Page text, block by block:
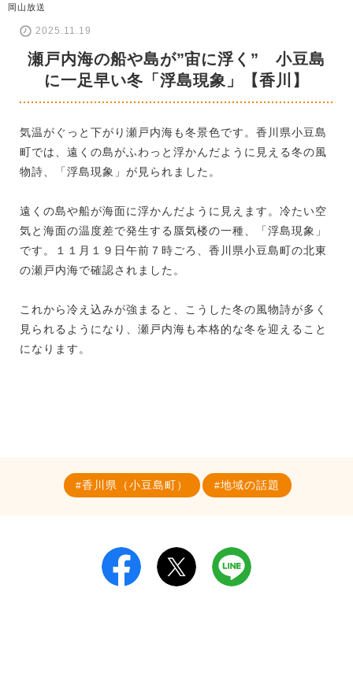
岡山放送
2025.11.19
瀬戸内海の船や島が”宙に浮く” 小豆島
に一足早い冬「浮島現象」【香川】
気温がぐっと下がり瀬戸内海も冬景色です。香川県小豆島
町では、遠くの島がふわっと浮かんだように見える冬の風
物詩、「浮島現象」が見られました。
遠くの島や船が海面に浮かんだように見えます。冷たい空
気と海面の温度差で発生する蜃気楼の一種、「浮島現象」
です。１１月１９日午前７時ごろ、香川県小豆島町の北東
の瀬戸内海で確認されました。
これから冷え込みが強まると、こうした冬の風物詩が多く
見られるようになり、瀬戸内海も本格的な冬を迎えること
になります。
香川県（小豆島町） 地域の話題